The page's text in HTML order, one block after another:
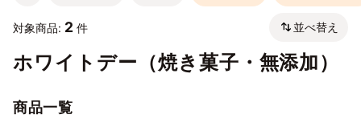
対象商品: 2 件 並べ替え
ホワイトデー（焼き菓子・無添加）
商品一覧